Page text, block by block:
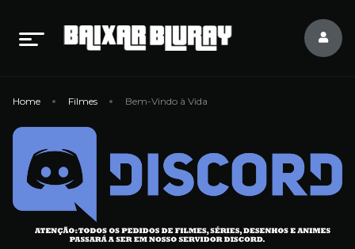
Home Filmes Bem-Vindo à Vida